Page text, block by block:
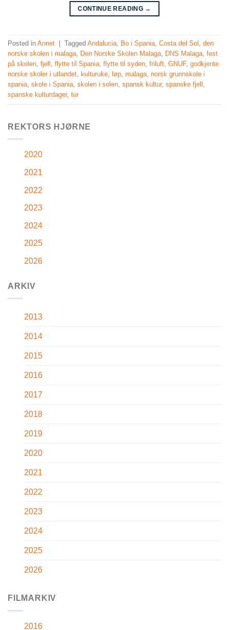
CONTINUE READING →
Posted in Annet Tagged Andalucia, Bo i Spania, Costa del Sol , den
norske skolen i malaga, Den Norske Skolen Malaga, DNS Malaga, fest
på skolen, fjell , flytte til Spania, flytte til syden, friluft, GNUF, godkjente
norske skoler i utlandet, kulturuke, løp, malaga, norsk grunnskole i
spania, skole i Spania, skolen i solen, spansk kultur, spanske fjell ,
spanske kulturdager, tur
REKTORS HJØRNE
2020
2021
2022
2023
2024
2025
2026
ARKIV
2013
2014
2015
2016
2017
2018
2019
2020
2021
2022
2023
2024
2025
2026
FILMARKIV
2016